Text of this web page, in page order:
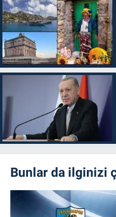
Bunlar da ilginizi